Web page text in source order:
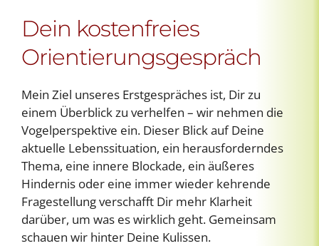
Dein kostenfreies
Orientierungsgespräch
Mein Ziel unseres Erstgespräches ist, Dir zu
einem Überblick zu verhelfen – wir nehmen die
Vogelperspektive ein. Dieser Blick auf Deine
aktuelle Lebenssituation, ein herausforderndes
Thema, eine innere Blockade, ein äußeres
Hindernis oder eine immer wieder kehrende
Fragestellung verschafft Dir mehr Klarheit
darüber, um was es wirklich geht. Gemeinsam
schauen wir hinter Deine Kulissen.